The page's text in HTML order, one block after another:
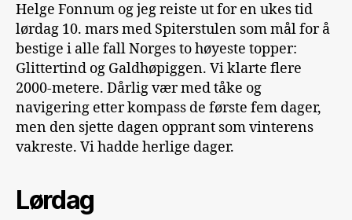
Helge Fonnum og jeg reiste ut for en ukes tid
lørdag 10. mars med Spiterstulen som mål for å
bestige i alle fall Norges to høyeste topper:
Glittertind og Galdhøpiggen. Vi klarte flere
2000-metere. Dårlig vær med tåke og
navigering etter kompass de første fem dager,
men den sjette dagen opprant som vinterens
vakreste. Vi hadde herlige dager.
Lørdag